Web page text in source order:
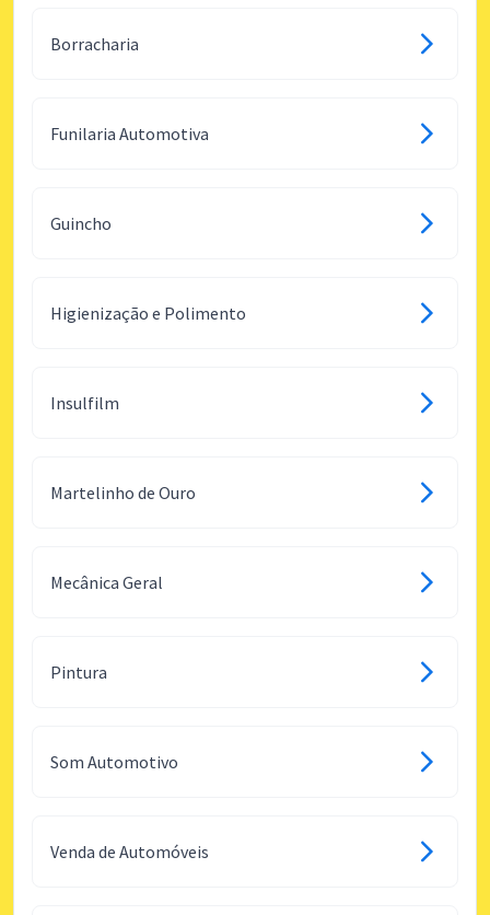
Borracharia
Funilaria Automotiva
Guincho
Higienização e Polimento
Insulfilm
Martelinho de Ouro
Mecânica Geral
Pintura
Som Automotivo
Venda de Automóveis